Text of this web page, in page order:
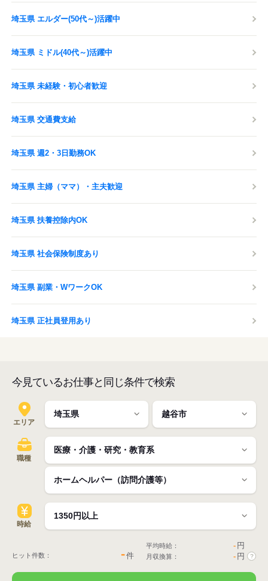
埼玉県 エルダー(50代～)活躍中
埼玉県 ミドル(40代～)活躍中
埼玉県 未経験・初心者歓迎
埼玉県 交通費支給
埼玉県 週2・3日勤務OK
埼玉県 主婦（ママ）・主夫歓迎
埼玉県 扶養控除内OK
埼玉県 社会保険制度あり
埼玉県 副業・WワークOK
埼玉県 正社員登用あり
今見ているお仕事と同じ条件で検索
エリア
職種
時給
ヒット件数： -件
平均時給： - 円
月収換算： - 円 ?